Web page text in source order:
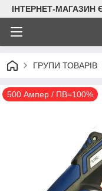
ІНТЕРНЕТ-
ГРУПИ ТОВАРІВ
500 Ампер / ПВ=100%